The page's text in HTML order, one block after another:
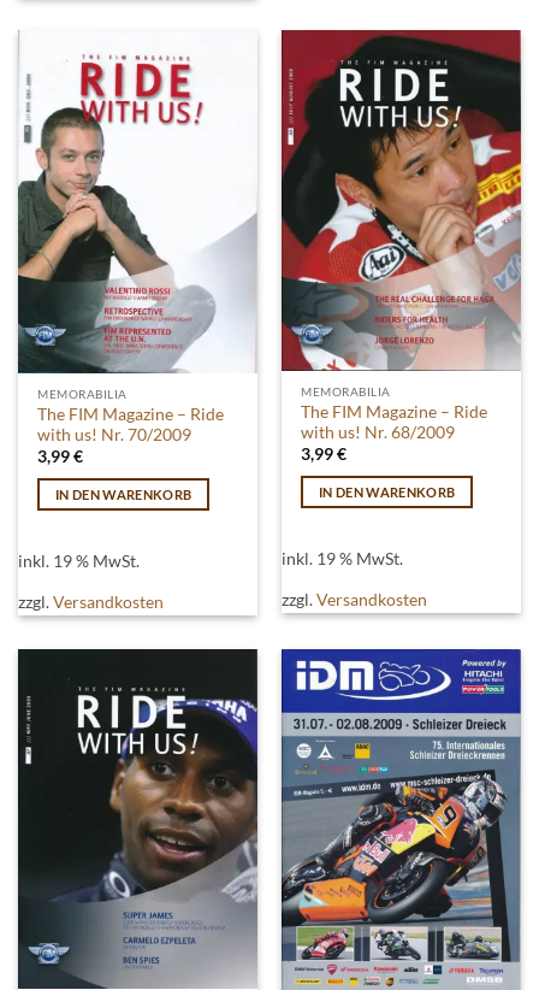
MEMORABILIA
The FIM Magazine – Ride
with us! Nr. 70/2009
3,99€
IN DEN WARENKORB
inkl. 19 % MwSt.
zzgl.Versandkosten
MEMORABILIA
The FIM Magazine – Ride
with us! Nr. 68/2009
3,99€
IN DEN WARENKORB
inkl. 19 % MwSt.
zzgl.Versandkosten